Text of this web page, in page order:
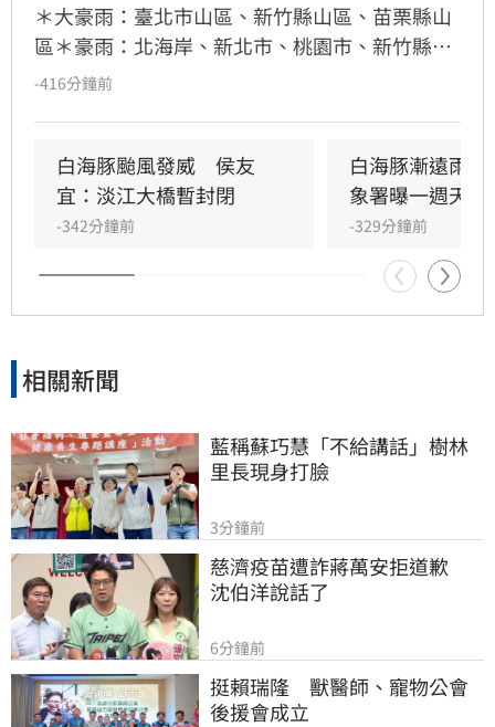
＊大豪雨：臺北市山區、新竹縣山區、苗栗縣山
區＊豪雨：北海岸、新北市、桃園市、新竹縣、
臺中市山區＊大雨：基隆市、臺北市、新竹市、
-416分鐘前
白海豚颱風發威　侯友
宜：淡江大橋暫封閉
-342分鐘前
白海豚漸遠雨
象署曝一週天氣
-329分鐘前
相關新聞
藍稱蘇巧慧「不給講話」樹林
里長現身打臉
3分鐘前
慈濟疫苗遭詐蔣萬安拒道歉
沈伯洋說話了
6分鐘前
挺賴瑞隆　獸醫師、寵物公會
後援會成立